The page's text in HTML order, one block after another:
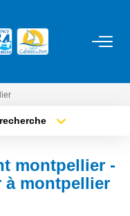
min
montpellier -
à montpellier